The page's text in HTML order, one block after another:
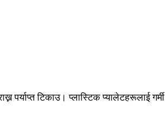
पर्याप्त टिकाउ। प्लास्टिक प्यालेटहरूलाई